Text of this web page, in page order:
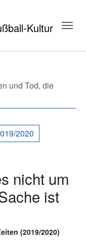
und Tod, die
2020
nicht um
ist
(2019/2020)